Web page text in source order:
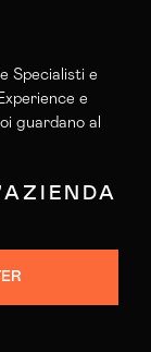
Tempio
Specialisti e
e
guardano al